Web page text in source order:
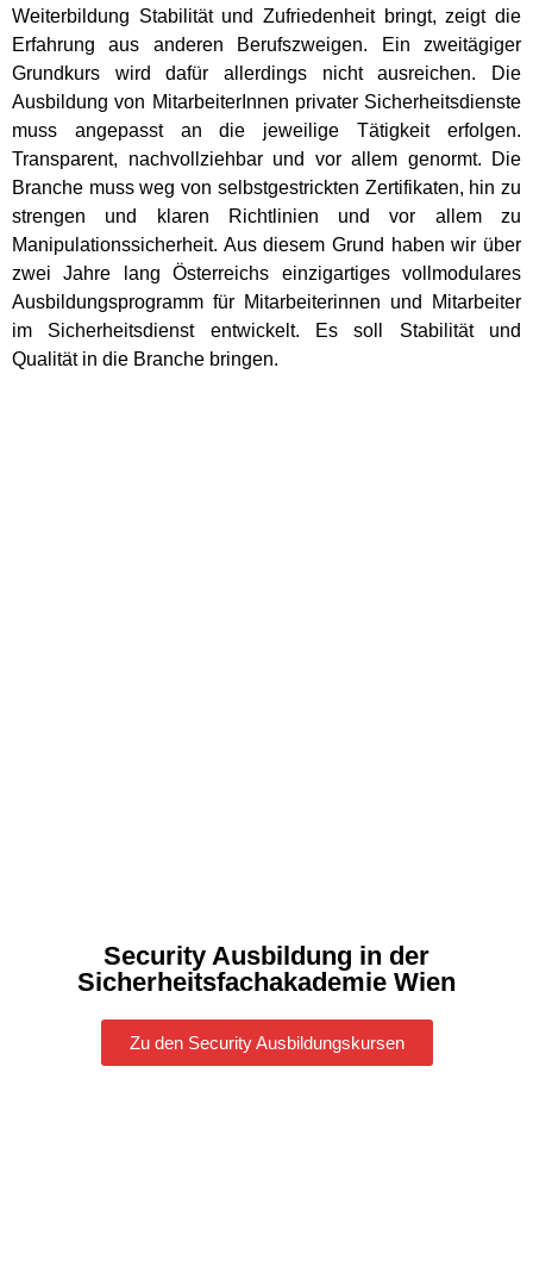
Weiterbildung Stabilität und Zufriedenheit bringt, zeigt die
Erfahrung aus anderen Berufszweigen. Ein zweitägiger
Grundkurs wird dafür allerdings nicht ausreichen. Die
Ausbildung von MitarbeiterInnen privater Sicherheitsdienste
muss angepasst an die jeweilige Tätigkeit erfolgen.
Transparent, nachvollziehbar und vor allem genormt. Die
Branche muss weg von selbstgestrickten Zertifikaten, hin zu
strengen und klaren Richtlinien und vor allem zu
Manipulationssicherheit. Aus diesem Grund haben wir über
zwei Jahre lang Österreichs einzigartiges vollmodulares
Ausbildungsprogramm für Mitarbeiterinnen und Mitarbeiter
im Sicherheitsdienst entwickelt. Es soll Stabilität und
Qualität in die Branche bringen.
Security Ausbildung in der
Sicherheitsfachakademie Wien
Zu den Security Ausbildungskursen